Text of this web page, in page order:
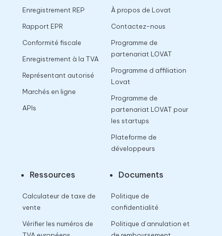
Enregistrement REP
Rapport EPR
Conformité fiscale
Enregistrement à la TVA
Représentant autorisé
Marchés en ligne
APIs
À propos de Lovat
Contactez-nous
Programme de
partenariat LOVAT
Programme d affiliation
Lovat
Programme de
partenariat LOVAT pour
les startups
Plateforme de
développeurs
Ressources
Calculateur de taxe de
vente
Vérifier les numéros de
Documents
Politique de
confidentialité
Politique d’annulation et